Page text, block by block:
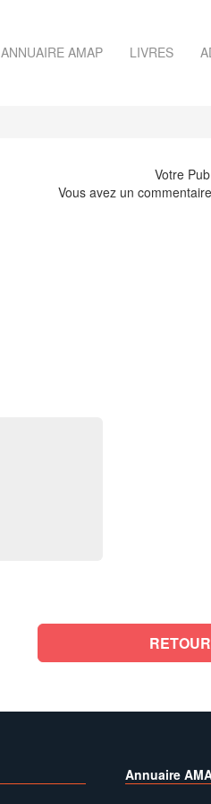
ANNUAIRE AMAP LIVRES
Votre
Vous avez un
Annuaire